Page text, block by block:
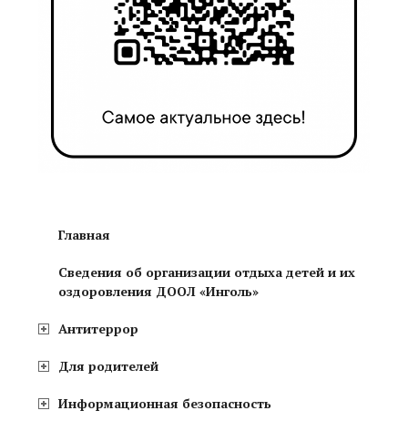
Главная
Сведения об организации отдыха детей и их
оздоровления ДООЛ «Инголь»
Антитеррор
Для родителей
Информационная безопасность